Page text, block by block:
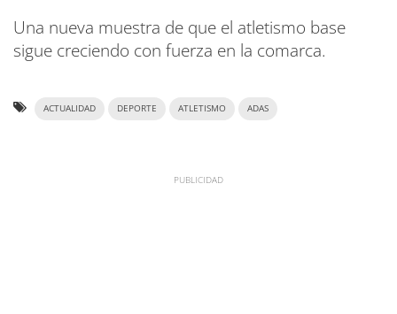
Una nueva muestra de que el atletismo base
sigue creciendo con fuerza en la comarca.
ACTUALIDAD DEPORTE ATLETISMO ADAS